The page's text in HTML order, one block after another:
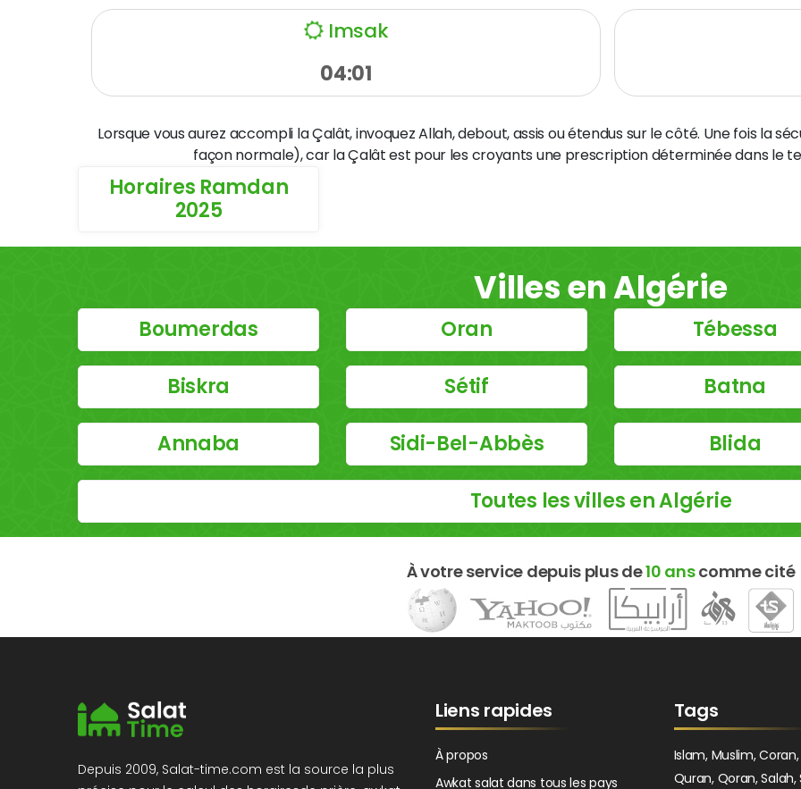
Imsak
04:01
Lorsque vous aurez accompli la Çalât, invoquez Allah, debout, assis ou étendus sur le côté. Une fois la
façon normale), car la Çalât est pour les croyants une prescription déterminée dans le
Horaires Ramdan
2025
Villes en Algérie
Boumerdas Oran Tébessa
Biskra Sétif Batna
Annaba Sidi-Bel-Abbès Blida
Toutes les villes en Algérie
À votre service depuis plus de10 anscomme cité
Depuis 2009, Salat-time.com est la source la plus
Liens rapides
À propos
Awkat salat dans tous les pays
Tags
Islam, Muslim,
Quran, Qoran, Salah,